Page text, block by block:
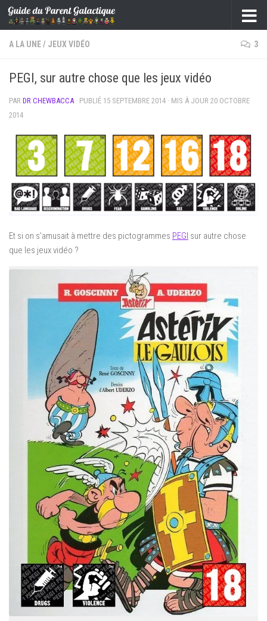
Skip to content
A LA UNE/ JEUX VIDÉO 3
PEGI, sur autre chose que les jeux vidéo
PAR DR CHEWBACCA · PUBLIÉ 15 SEPTEMBRE 2014 · MIS À JOUR 20 OCTOBRE
2014
Et si on s’amusait à mettre des pictogrammes PEGI sur autre chose
que les jeux vidéo ?